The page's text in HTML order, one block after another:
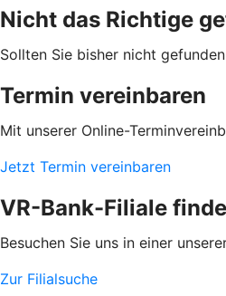
Nicht das Richtige
Sollten Sie bisher nicht
Termin vereinbaren
Mit unserer Online-
Jetzt Termin vereinbaren
VR-Bank-Filiale
Besuchen Sie uns in einer
Zur Filialsuche